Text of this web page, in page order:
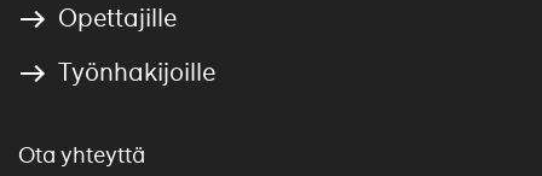
Opettajille
Työnhakijoille
Ota yhteyttä